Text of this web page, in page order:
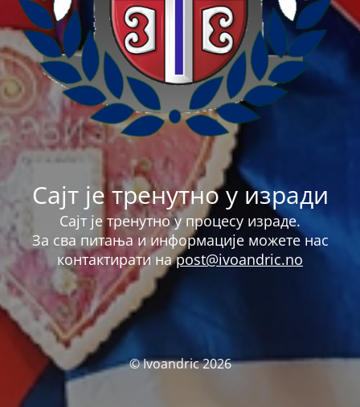
Сајт је тренутно у изради
Сајт је тренутно у процесу израде.
За сва питања и информације можете нас
контактирати наpost@ivoandric.no
© Ivoandric 2026